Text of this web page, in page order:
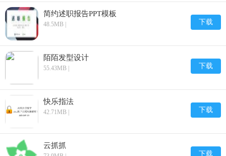
简约述职报告PPT模板
48.5MB | 下载
陌陌发型设计
55.43MB | 下载
快乐指法
42.71MB | 下载
云抓抓
下载